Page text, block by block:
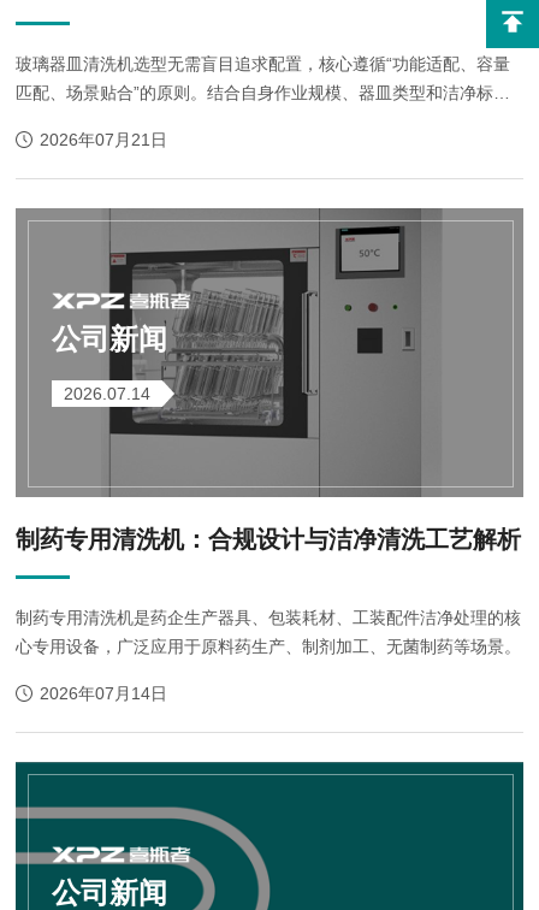
玻璃器皿清洗机选型无需盲目追求配置，核心遵循“功能适配、容量
匹配、场景贴合”的原则。结合自身作业规模、器皿类型和洁净标准
实用价值。
2026年07月21日
公司新闻
2026.07.14
制药专用清洗机：合规设计与洁净清洗工艺解析
制药专用清洗机是药企生产器具、包装耗材、工装配件洁净处理的核
心专用设备，广泛应用于原料药生产、制剂加工、无菌制药等场景。
2026年07月14日
公司新闻